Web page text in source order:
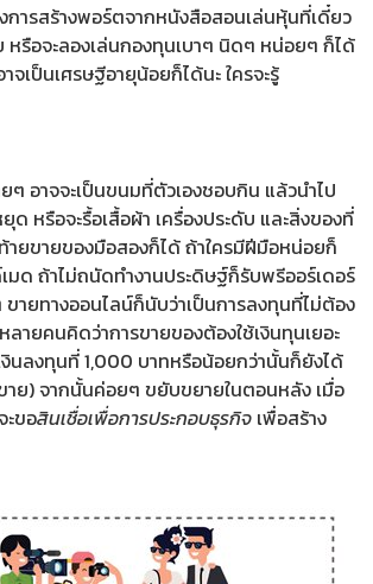
ารสร้างพอร์ตจากหนังสือสอนเล่นหุ้นที่เดี๋ยว
หรือจะลองเล่นกองทุนเบาๆ นิดๆ หน่อยๆ ก็ได้
เป็นเศรษฐีอายุน้อยก็ได้นะ ใครจะรู้
ๆ อาจจะเป็นขนมที่ตัวเองชอบกิน แล้วนำไป
หรือจะรื้อเสื้อผ้า เครื่องประดับ และสิ่งของที่
ายขายของมือสองก็ได้ ถ้าใครมีฝีมือหน่อยก็
มด ถ้าไม่ถนัดทำงานประดิษฐ์ก็รับพรีออร์เดอร์
ขายทางออนไลน์ก็นับว่าเป็นการลงทุนที่ไม่ต้อง
ลายคนคิดว่าการขายของต้องใช้เงินทุนเยอะ
งินลงทุนที่ 1,000 บาทหรือน้อยกว่านั้นก็ยังได้
ย) จากนั้นค่อยๆ ขยับขยายในตอนหลัง เมื่อ
ะขอสินเชื่อเพื่อการประกอบธุรกิจ เพื่อสร้าง